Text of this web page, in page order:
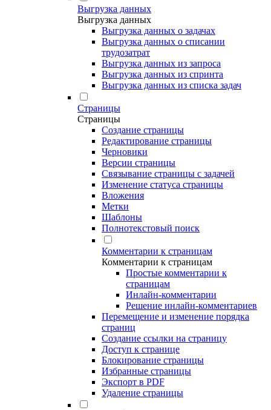
Выгрузка данных
Выгрузка данных
Выгрузка данных о задачах
Выгрузка данных о списании
трудозатрат
Выгрузка данных из запроса
Выгрузка данных из спринта
Выгрузка данных из списка задач
Страницы
Страницы
Создание страницы
Редактирование страницы
Черновики
Версии страницы
Связывание страницы с задачей
Изменение статуса страницы
Вложения
Метки
Шаблоны
Полнотекстовый поиск
Комментарии к страницам
Комментарии к страницам
Простые комментарии к
страницам
Инлайн-комментарии
Решение инлайн-комментариев
Перемещение и изменение порядка
страниц
Создание ссылки на страницу
Доступ к странице
Блокирование страницы
Избранные страницы
Экспорт в PDF
Удаление страницы